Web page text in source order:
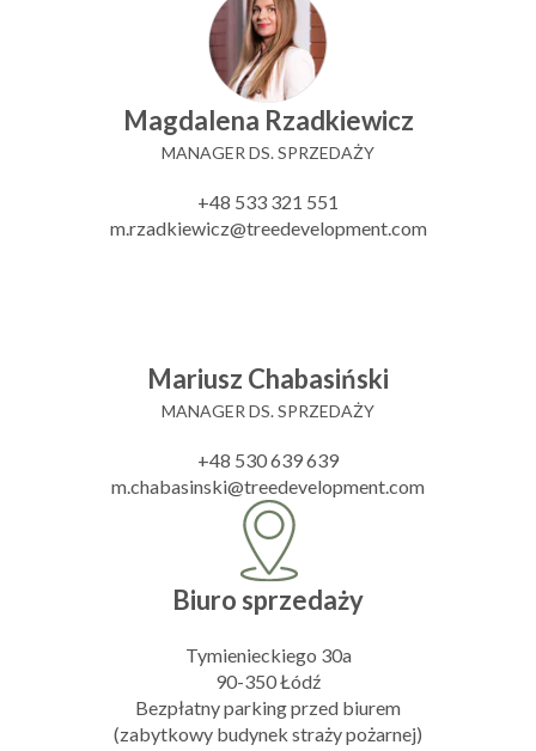
Magdalena Rzadkiewicz
MANAGER DS. SPRZEDAŻY
+48 533 321 551
m.rzadkiewicz@treedevelopment.com
Mariusz Chabasiński
MANAGER DS. SPRZEDAŻY
+48 530 639 639
m.chabasinski@treedevelopment.com
Biuro sprzedaży
Tymienieckiego 30a
90-350 Łódź
Bezpłatny parking przed biurem
(zabytkowy budynek straży pożarnej)